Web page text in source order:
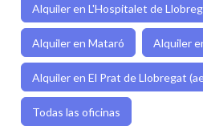
Alquiler en L'Hospitalet de
Alquiler en Mataró Alquiler
Alquiler en El Prat de Llobregat
Todas las oficinas